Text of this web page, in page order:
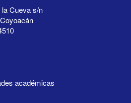
Cueva s/n
académicas